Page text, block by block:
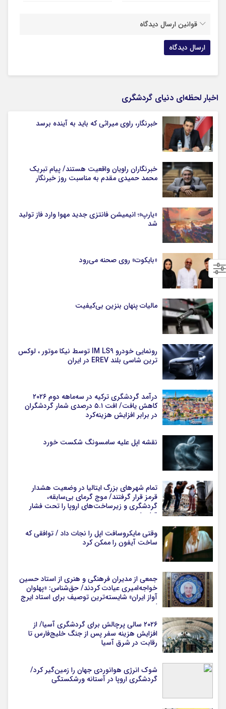
قوانین ارسال دیدگاه
اخبار لحظه‌ای دنیای گردشگری
خبرنگار، راوی میراثی که باید به آینده برسد
خبرنگاران راویان واقعیت هستند/ پیام تبریک
محمد حمیدی مقدم به مناسبت روز خبرنگار
«یارپ»؛ انیمیشن فانتزی جدید مهوا وارد فاز تولید
شد
«بایکوت» روی صحنه می‌رود
مالیات پنهان بنزین بی‌کیفیت
رونمایی خودرو IM LS9 توسط نیکا موتور ، لوکس
ترین شاسی بلند EREV در ایران
درآمد گردشگری ترکیه در سه‌ماهه دوم ۲۰۲۶
کاهش یافت/ افت ۵.۱ درصدی شمار گردشگران
در برابر افزایش هزینه‌کرد
نقشه اپل علیه سامسونگ شکست خورد
تمام شهرهای بزرگ ایتالیا در وضعیت هشدار
قرمز قرار گرفتند/ موج گرمای بی‌سابقه،
گردشگری و زیرساخت‌های اروپا را تحت فشار
قرار داد
وقتی مایکروسافت اپل را نجات داد / توافقی که
ساخت آیفون را ممکن کرد
جمعی از مدیران فرهنگی و هنری از استاد حسین
خواجه‌امیری عیادت کردند/ حق‌شناس: «پهلوان
آواز ایران» شایسته‌ترین توصیف برای استاد ایرج
است
۲۰۲۶ سالی پرچالش برای گردشگری آسیا/ از
افزایش هزینه سفر پس از جنگ خلیج‌فارس تا
رقابت در شرق آسیا
شوک انرژی هوانوردی جهان را زمین‌گیر کرد/
گردشگری اروپا در آستانه ورشکستگی